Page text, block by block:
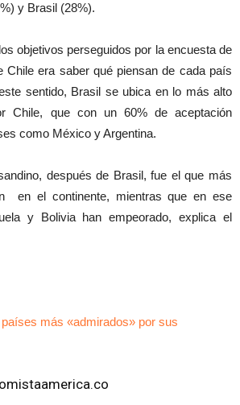
y Brasil (28%).
objetivos perseguidos por la encuesta de
Chile era saber qué piensan de cada país
sentido, Brasil se ubica en lo más alto
Chile, que con un 60% de aceptación
como México y Argentina.
después de Brasil, fue el que más
en el continente, mientras que en ese
y Bolivia han empeorado, explica el
más «admirados» por sus